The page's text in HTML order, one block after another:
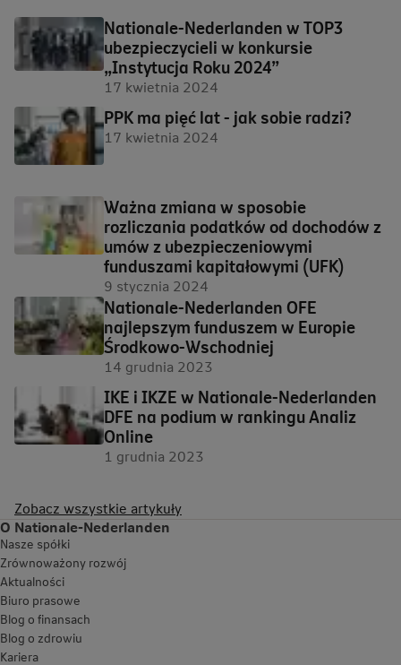
Nationale-Nederlanden w TOP3
ubezpieczycieli w konkursie
„Instytucja Roku 2024”
17 kwietnia 2024
PPK ma pięć lat - jak sobie radzi?
17 kwietnia 2024
Ważna zmiana w sposobie
rozliczania podatków od dochodów z
umów z ubezpieczeniowymi
funduszami kapitałowymi (UFK)
9 stycznia 2024
Nationale-Nederlanden OFE
najlepszym funduszem w Europie
Środkowo-Wschodniej
14 grudnia 2023
IKE i IKZE w Nationale-Nederlanden
DFE na podium w rankingu Analiz
Online
1 grudnia 2023
Zobacz wszystkie artykuły
O Nationale-Nederlanden
Nasze spółki
Zrównoważony rozwój
Aktualności
Biuro prasowe
Blog o finansach
Blog o zdrowiu
Kariera